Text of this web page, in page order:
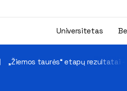
Universitetas
„Žiemos taurės“ etapų rezultatai –